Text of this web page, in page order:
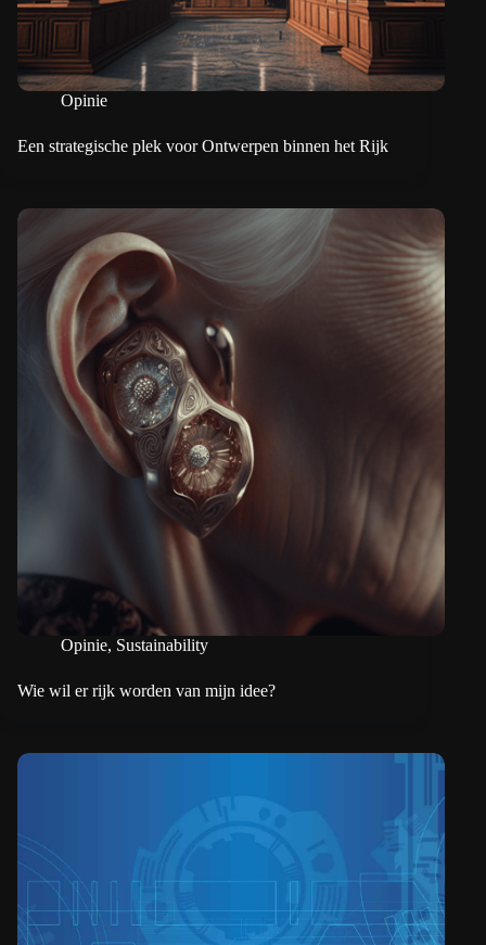
Opinie
Een strategische plek voor Ontwerpen binnen het Rijk
Opinie, Sustainability
Wie wil er rijk worden van mijn idee?